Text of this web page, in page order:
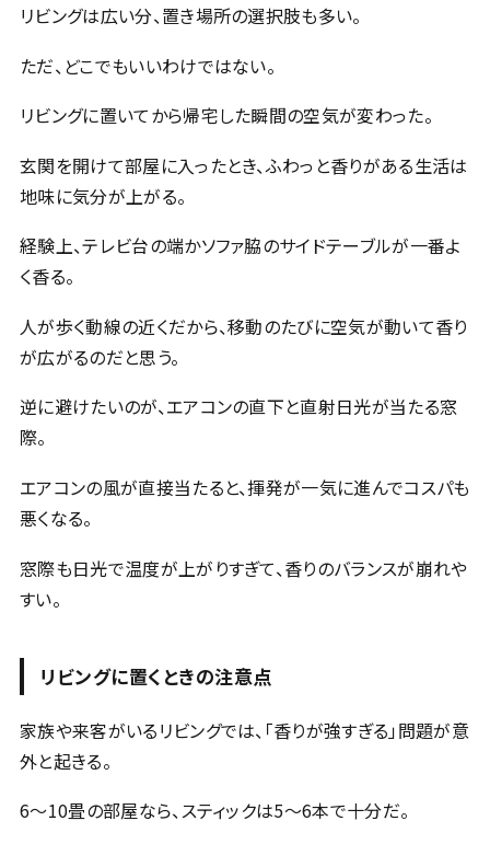
リビングは広い分、置き場所の選択肢も多い。
ただ、どこでもいいわけではない。
リビングに置いてから帰宅した瞬間の空気が変わった。
玄関を開けて部屋に入ったとき、ふわっと香りがある生活は
地味に気分が上がる。
経験上、テレビ台の端かソファ脇のサイドテーブルが一番よ
く香る。
人が歩く動線の近くだから、移動のたびに空気が動いて香り
が広がるのだと思う。
逆に避けたいのが、エアコンの直下と直射日光が当たる窓
際。
エアコンの風が直接当たると、揮発が一気に進んでコスパも
悪くなる。
窓際も日光で温度が上がりすぎて、香りのバランスが崩れや
すい。
リビングに置くときの注意点
家族や来客がいるリビングでは、「香りが強すぎる」問題が意
外と起きる。
6〜10畳の部屋なら、スティックは5〜6本で十分だ。